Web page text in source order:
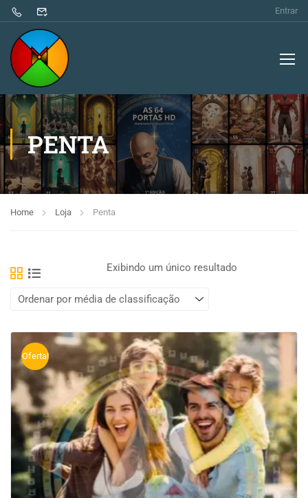
Entrar
PENTA
Home Loja Penta
Exibindo um único resultado
Oferta!